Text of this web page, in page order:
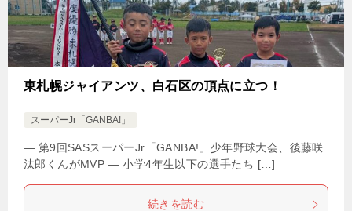
東札幌ジャイアンツ、白石区の頂点に立つ！
スーパーJr「GANBA!」
― 第9回SASスーパーJr「GANBA!」少年野球大会、後藤咲
汰郎くんがMVP ― 小学4年生以下の選手たち […]
続きを読む